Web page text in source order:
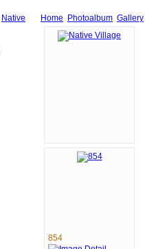
Native
Home Photoalbum Gallery
854